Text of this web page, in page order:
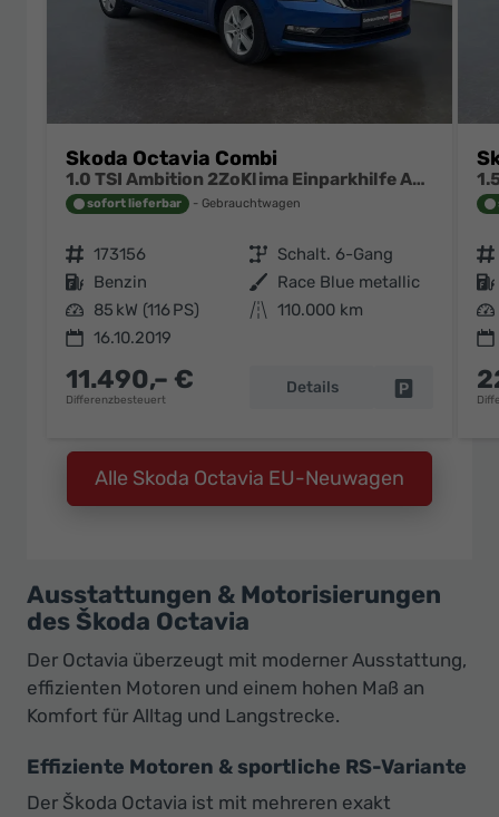
Skoda Octavia Combi
1.0 TSI Ambition 2ZoKlima Einparkhilfe Audio Swing
sofort lieferbar Gebrauchtwagen
Fahrzeugnr. 173156 Getriebe Schalt. 6-Gang
Kraftstoff Benzin Außenfarbe Race Blue metallic
Leistung 85 kW (116 PS) Kilometerstand 110.000 km
16.10.2019
11.490,– €
Differenzbesteuert
Details Fahrzeug
Fahrzeugnr.
Kraftstoff
Leistung
Alle Skoda Octavia EU-Neuwagen
Ausstattungen & Motorisierungen
des Škoda Octavia
Der Octavia überzeugt mit moderner Ausstattung,
effizienten Motoren und einem hohen Maß an
Komfort für Alltag und Langstrecke.
Effiziente Motoren & sportliche RS-Variante
Der Škoda Octavia ist mit mehreren exakt